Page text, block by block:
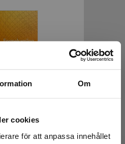
Om
cookies
för att anpassa innehållet
i energiteknik
Mohsen m.fl.